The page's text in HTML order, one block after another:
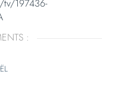
197436-
: